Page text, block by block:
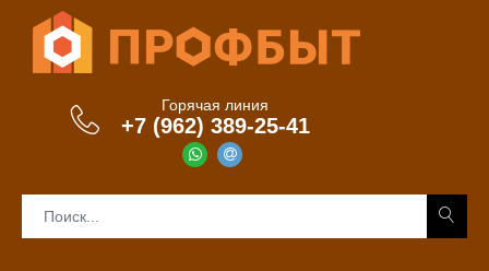
Горячая линия
+7 (962) 389-25-41